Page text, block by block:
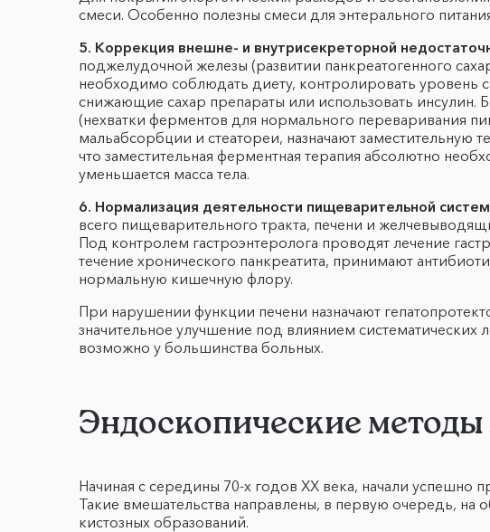
смеси. Особенно полезны смеси для энтерального
5. Коррекция внешне- и внутрисекреторной
поджелудочной железы (развитии панкреатогенного
необходимо соблюдать диету, контролировать уровень
снижающие сахар препараты или использовать
(нехватки ферментов для нормального переваривания
мальабсорбции и стеатореи, назначают
что заместительная ферментная терапия абсолютно
уменьшается масса тела.
6. Нормализация деятельности пищеварительной
всего пищеварительного тракта, печени и
Под контролем гастроэнтеролога проводят лечение
течение хронического панкреатита, принимают
нормальную кишечную флору.
При нарушении функции печени назначают
значительное улучшение под влиянием
возможно у большинства больных.
Эндоскопические
Начиная с середины 70-х годов XX века, начали
Такие вмешательства направлены, в первую очередь, на
кистозных образований.